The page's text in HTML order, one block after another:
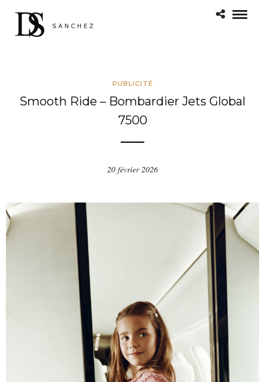
PUBLICITÉ
Smooth Ride – Bombardier Jets Global
7500
20 février 2026